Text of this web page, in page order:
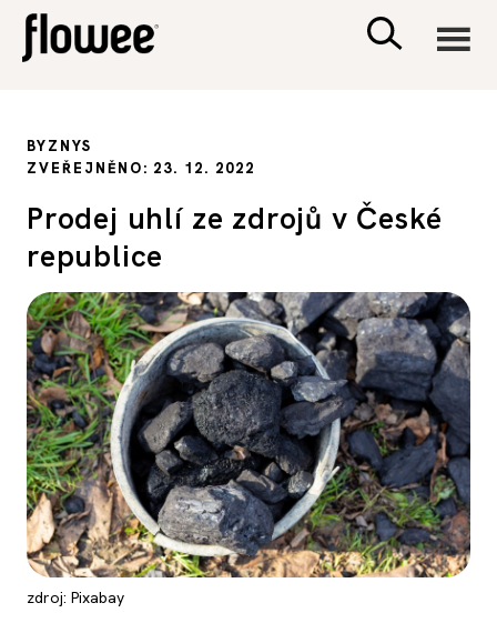
RODINA A DĚTI
SEX A VZTAHY
PORADNA
BYZNYS
ZVEŘEJNĚNO: 23. 12. 2022
Prodej uhlí ze zdrojů v České
republice
zdroj: Pixabay